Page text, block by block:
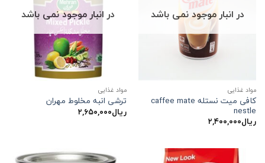
در انبار موجود نمی باشد
مواد غذایی
کافی میت نستله caffee mate
nestle
ریال۲,۴۰۰,۰۰۰
در انبار موجود نمی باشد
مواد غذایی
ترشی انبه مخلوط مهران
ریال۲,۶۵۰,۰۰۰